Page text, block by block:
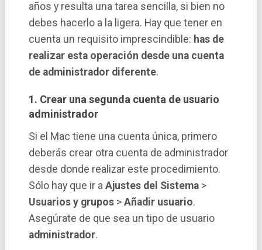
años y resulta una tarea sencilla, si bien no
debes hacerlo a la ligera. Hay que tener en
cuenta un requisito imprescindible: has de
realizar esta operación desde una cuenta
de administrador diferente.
1. Crear una segunda cuenta de usuario
administrador
Si el Mac tiene una cuenta única, primero
deberás crear otra cuenta de administrador
desde donde realizar este procedimiento.
Sólo hay que ir a Ajustes del Sistema>
Usuarios y grupos> Añadir usuario.
Asegúrate de que sea un tipo de usuario
administrador.